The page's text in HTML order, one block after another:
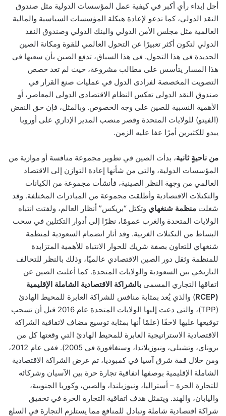
أجل إبداء رأي أكبر في كيفية عمل المؤسسات الدولية مثل صندوق
النقد الدولي، كما تدعو لإعادة هيكلة المؤسسات السياسية والمالية
العالمية مثل مجلس الأمن الدولي والبنك الدولي وصندوق النقد
الدولي لتكون أكثر تعبيرًا عن التحول العالمي للقوة ومكانة الصين
الجديدة في هذا التحول. في هذا السياق، تدفع الصين بأن سعيها في
هذا المسار يتأسس على مطالب مشروعة، حيث لم تعد حصص
التصويت المخصصة لفرادى الدول في عمليات صنع القرار في
صندوق النقد الدولي تعكس النظام الاقتصادي الدولي المعاصر، أو
الأهمية النسبية للصين على وجه الخصوص. وبالمثل، فإن حق النقض
(الفيتو) للولايات المتحدة وقصر منصب المدير الإداري على أوروبا
يبدو للكثيرين أمرًا عفا عليه الزمن.
من ناحيةٍ ثانية، بدأت الصين في تطوير مجموعة منافسة أو موازية من
المؤسسات الدولية، والتي من شأنها إعادة التوازن إلى الاقتصاد
العالمي من وجهة النظر الصينية، فأنشأت مجموعة من الكيانات
والتكتلات الاقتصادية وأطلقت مجموعة من المبادرات المختلفة. وقد
شغلت منظمة شنغهاي وتكتل “بريكس” أنظار العالم، ولفتت انتباه
الولايات المتحدة والغرب عمومًا، نظرًا إلى أدوار التكتلين في سحب
البساط من التكتلات الغربية. وقد أثار انضمام السعودية لمنظمة
شنغهاي للتعاون بصفة شريك للحوار الانتباه للأهمية المتزايدة
للمنظمة وثقل دور الصين الاقتصادي عالميًا، وذلك بالنظر للتحالف
التاريخي بين السعودية والولايات المتحدة. كما أعلنت الصين عن
اتفاقها التجاري المسمى بالشراكة الاقتصادية الشاملة الإقليمية
(RCEP
) والذي يُعد بمثابة منافس للشراكة العابرة للمحيط الهادئ
(TPP)
، والتي دعت إليها الولايات المتحدة عام 2016 قبل أن تسحب
توقيعها عليها لاحقًا (علمًا أنها بمثابة توسيع مضاف لاتفاقية الشراكة
الاقتصادية الاستراتيجية العابرة للمحيط الهادئ التي وقعتها كل من
بروناي، وتشيلي، ونيوزيلاندا، وسنغافورة في 2005)
. ففي عام 2012،
ومن خلال قمة شرق آسيا في كمبوديا، تم عرض الشراكة الاقتصادية
الشاملة الإقليمية بوصفها اتفاقية تجارة حرة بين الآسيان وشركائه
للتجارة الحرة – أستراليا، ونيوزيلندا، والصين، وكوريا الجنوبية،
واليابان، والهند. ويتمثل هدف اتفاقية التجارة الحرة في تحقيق
شراكة اقتصادية شاملة وتبادل للمنافع مما يستلزم التجارة في السلع